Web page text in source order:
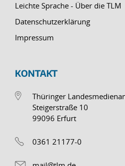
Leichte Sprache - Über die TLM
Datenschutzerklärung
Impressum
KONTAKT
Thüringer
Steigerstraße 10
99096 Erfurt
0361 21177-0